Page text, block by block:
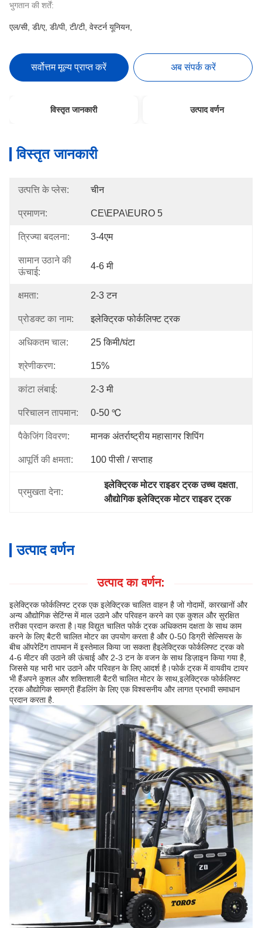
भुगतान की शर्तें:
एल/सी, डी/ए, डी/पी, टी/टी, वेस्टर्न यूनियन,
सर्वोत्तम मूल्य प्राप्त करें अब संपर्क करें
विस्तृत जानकारी उत्पाद वर्णन
विस्तृत जानकारी
उत्पत्ति के प्लेस: चीन
प्रमाणन: CE\EPA\EURO 5
त्रिज्या बदलना: 3-4एम
सामान उठाने की
ऊंचाई:
4-6 मी
क्षमता: 2-3 टन
प्रोडक्ट का नाम: इलेक्ट्रिक फोर्कलिफ्ट ट्रक
अधिकतम चाल: 25 किमी/घंटा
श्रेणीकरण: 15%
कांटा लंबाई: 2-3 मी
परिचालन तापमान: 0-50 ℃
पैकेजिंग विवरण: मानक अंतर्राष्ट्रीय महासागर शिपिंग
आपूर्ति की क्षमता: 100 पीसी / सप्ताह
प्रमुखता देना:
इलेक्ट्रिक मोटर राइडर ट्रक उच्च दक्षता,
औद्योगिक इलेक्ट्रिक मोटर राइडर ट्रक
उत्पाद वर्णन
उत्पाद का वर्णन:
इलेक्ट्रिक फोर्कलिफ्ट ट्रक एक इलेक्ट्रिक चालित वाहन है जो गोदामों, कारखानों और
अन्य औद्योगिक सेटिंग्स में माल उठाने और परिवहन करने का एक कुशल और सुरक्षित
तरीका प्रदान करता है।यह विद्युत चालित फोर्क ट्रक अधिकतम दक्षता के साथ काम
करने के लिए बैटरी चालित मोटर का उपयोग करता है और 0-50 डिग्री सेल्सियस के
बीच ऑपरेटिंग तापमान में इस्तेमाल किया जा सकता हैइलेक्ट्रिक फोर्कलिफ्ट ट्रक को
4-6 मीटर की उठाने की ऊंचाई और 2-3 टन के वजन के साथ डिज़ाइन किया गया है,
जिससे यह भारी भार उठाने और परिवहन के लिए आदर्श है।फोर्क ट्रक में वायवीय टायर
भी हैंअपने कुशल और शक्तिशाली बैटरी चालित मोटर के साथ,इलेक्ट्रिक फोर्कलिफ्ट
ट्रक औद्योगिक सामग्री हैंडलिंग के लिए एक विश्वसनीय और लागत प्रभावी समाधान
प्रदान करता है.